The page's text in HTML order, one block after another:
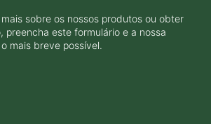
sobre os nossos produtos ou obter
preencha este formulário e a nossa
mais breve possível.